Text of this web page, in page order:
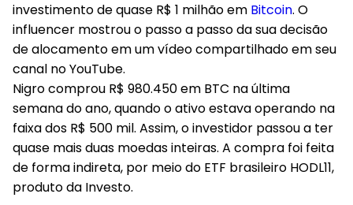
investimento de quase R$ 1 milhão em Bitcoin. O
influencer mostrou o passo a passo da sua decisão
de alocamento em um vídeo compartilhado em seu
canal no YouTube.
Nigro comprou R$ 980.450 em BTC na última
semana do ano, quando o ativo estava operando na
faixa dos R$ 500 mil. Assim, o investidor passou a ter
quase mais duas moedas inteiras. A compra foi feita
de forma indireta, por meio do ETF brasileiro HODL11,
produto da Investo.